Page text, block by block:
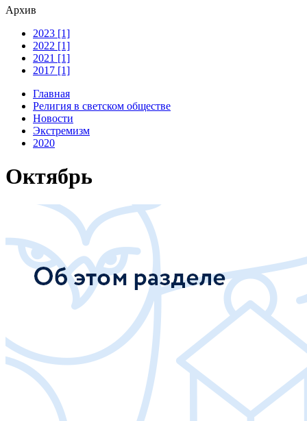
Архив
2023 [1]
2022 [1]
2021 [1]
2017 [1]
Главная
Религия в светском обществе
Новости
Экстремизм
2020
Октябрь